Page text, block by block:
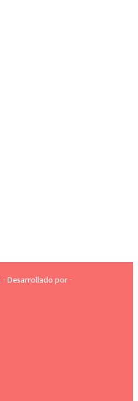
- Desarrollado por -